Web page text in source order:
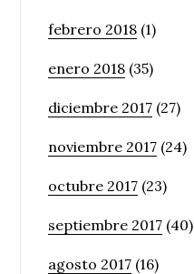
febrero 2018 (1)
enero 2018 (35)
diciembre 2017 (27)
noviembre 2017 (24)
octubre 2017 (23)
septiembre 2017 (40)
agosto 2017 (16)